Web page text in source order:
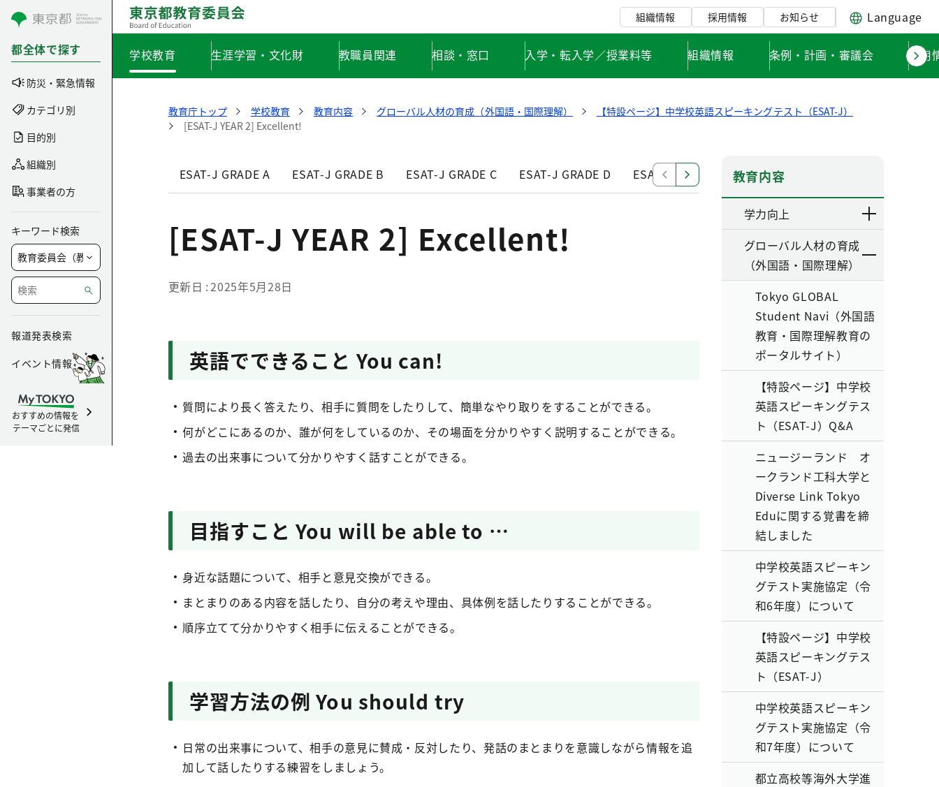
コンテンツにスキップ
都全体で探す
防災・緊急情報
カテゴリ別
目的別
組織別
事業者の方
キーワード検索
報道発表検索
イベント情報
おすすめの情報を
テーマごとに発信
組織情報 採用情報 お知らせ Language
学校教育 生涯学習・文化財 教職員関連 相談・窓口 入学・転入学／授業料等 組織情報 条例・計画・審議会 採用
教育庁トップ 学校教育 教育内容 グローバル人材の育成（外国語・国際理解）
【特設ページ】中学校英語スピーキングテスト（ESAT-J）
[ESAT-J YEAR 2] Excellent!
ESAT-J GRADE A ESAT-J GRADE B ESAT-J GRADE C ESAT-J GRADE D ESAT-J GRADE E ESAT-J GRADE F
[ESAT-J YEAR 2] Excellent!
更新日 2025年5月28日
英語でできること You can!
質問により長く答えたり、相手に質問をしたりして、簡単なやり取りをすることができる。
何がどこにあるのか、誰が何をしているのか、その場面を分かりやすく説明することができる。
過去の出来事について分かりやすく話すことができる。
目指すこと You will be able to …
身近な話題について、相手と意見交換ができる。
まとまりのある内容を話したり、自分の考えや理由、具体例を話したりすることができる。
順序立てて分かりやすく相手に伝えることができる。
学習方法の例 You should try
日常の出来事について、相手の意見に賛成・反対したり、発話のまとまりを意識しながら情報を追
加して話したりする練習をしましょう。
教育内容
学力向上
グローバル人材の育成
（外国語・国際理解）
Tokyo GLOBAL
Student Navi（外国語
教育・国際理解教育の
ポータルサイト）
【特設ページ】中学校
英語スピーキングテス
ト（ESAT-J）Q&A
ニュージーランド オ
ークランド工科大学と
Diverse Link Tokyo
Eduに関する覚書を締
結しました
中学校英語スピーキン
グテスト実施協定（令
和6年度）について
【特設ページ】中学校
英語スピーキングテス
ト（ESAT-J）
中学校英語スピーキン
グテスト実施協定（令
和7年度）について
都立高校等海外大学進